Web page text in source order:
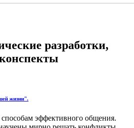
разработки,
жизни".
эффективного общения.